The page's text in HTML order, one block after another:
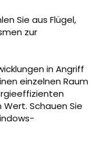
Sie aus Flügel,
zur
in Angriff
einzelnen Raum
Schauen Sie